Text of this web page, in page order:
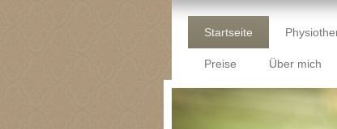
Startseite
Preise Über mich